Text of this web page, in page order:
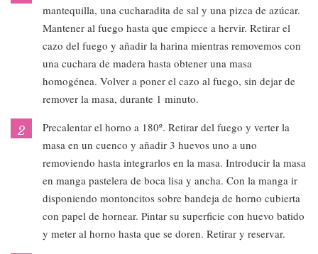
mantequilla, una cucharadita de sal y una pizca de azúcar.
Mantener al fuego hasta que empiece a hervir. Retirar el
cazo del fuego y añadir la harina mientras removemos con
una cuchara de madera hasta obtener una masa
homogénea. Volver a poner el cazo al fuego, sin dejar de
remover la masa, durante 1 minuto.
Precalentar el horno a 180º. Retirar del fuego y verter la
masa en un cuenco y añadir 3 huevos uno a uno
removiendo hasta integrarlos en la masa. Introducir la masa
en manga pastelera de boca lisa y ancha. Con la manga ir
disponiendo montoncitos sobre bandeja de horno cubierta
con papel de hornear. Pintar su superficie con huevo batido
y meter al horno hasta que se doren. Retirar y reservar.